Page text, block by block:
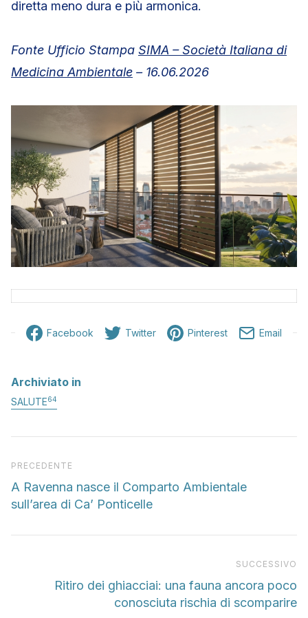
diretta meno dura e più armonica.
Fonte Ufficio Stampa SIMA – Società Italiana di
Medicina Ambientale – 16.06.2026
Facebook Twitter Pinterest Email
Archiviato in
SALUTE64
Articolo precedente
PRECEDENTE
A Ravenna nasce il Comparto Ambientale
sull’area di Ca’ Ponticelle
SUCCESSIVO
Ritiro dei ghiacciai: una fauna ancora poco
conosciuta rischia di scomparire